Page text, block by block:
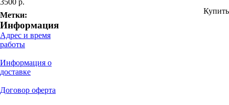
3500 р.
Купить
Метки:
Информация
Адрес и время
работы
Информация о
доставке
Договор оферта